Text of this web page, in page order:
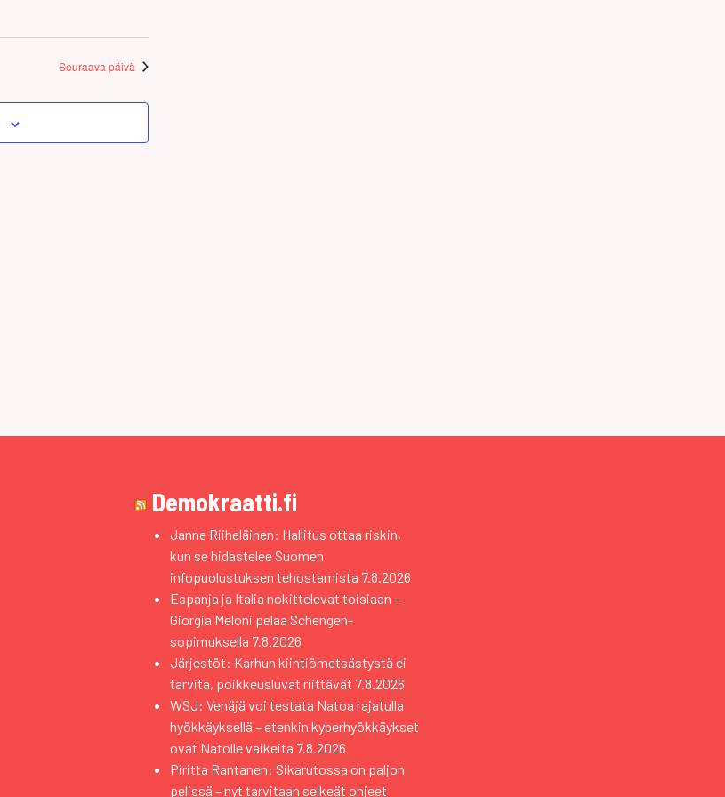
Seuraava päivä
Demokraatti.fi
Janne Riiheläinen: Hallitus ottaa riskin,
kun se hidastelee Suomen
infopuolustuksen tehostamista 7.8.2026
Espanja ja Italia nokittelevat toisiaan –
Giorgia Meloni pelaa Schengen-
sopimuksella 7.8.2026
Järjestöt: Karhun kiintiömetsästystä ei
tarvita, poikkeusluvat riittävät 7.8.2026
WSJ: Venäjä voi testata Natoa rajatulla
hyökkäyksellä – etenkin kyberhyökkäykset
ovat Natolle vaikeita 7.8.2026
Piritta Rantanen: Sikarutossa on paljon
pelissä – nyt tarvitaan selkeät ohjeet